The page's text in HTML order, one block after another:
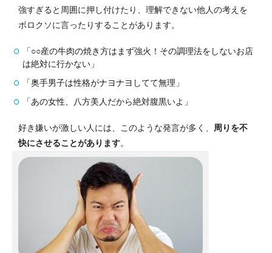
強すぎると周囲に押し付けたり、理解できない他人の考えを
ボロクソに言ったりすることがあります。
「○○産の牛肉の焼き方はまず強火！その調理法をしないお店
は絶対に行かない」
「奥手男子は性格がナヨナヨしてて無理」
「あの女性、八方美人だから絶対腹黒いよ」
好き嫌いが激しい人には、このような発言が多く、 周りを不
快にさせることがあります。